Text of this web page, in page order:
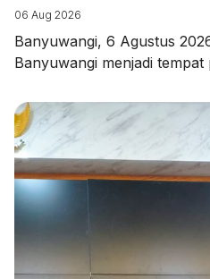
2026 Digelar di MTs
06 Aug 2026
Banyuwangi, 6 Agustus
Banyuwangi menjadi
Madrasah (RKTM) dan
Menengah (RKJM) serta
dan 737 Tahun 2026, pada
Kegiatan yang dimulai pukul
ini menghadirkan Pengawas
Kementerian Agama